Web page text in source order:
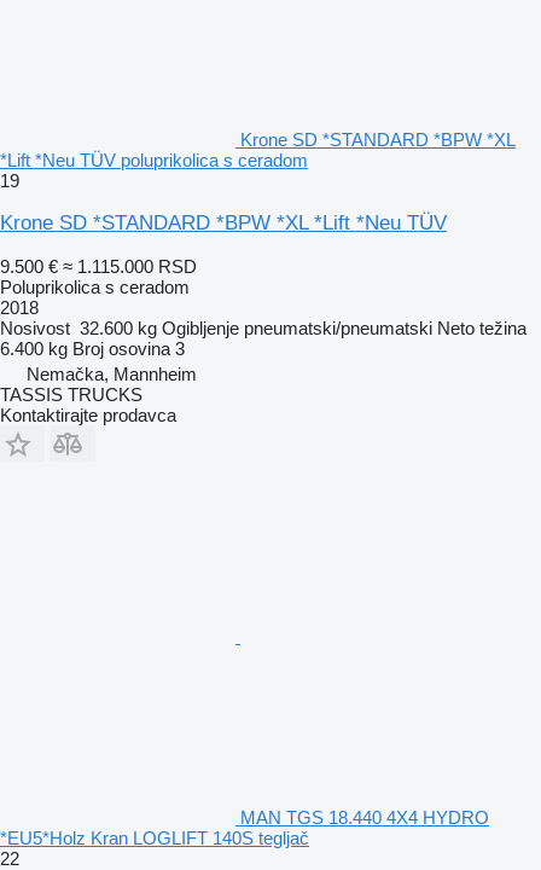
Krone SD *STANDARD *BPW *XL
*Lift *Neu TÜV poluprikolica s ceradom
19
Krone SD *STANDARD *BPW *XL *Lift *Neu TÜV
9.500 € ≈ 1.115.000 RSD
Poluprikolica s ceradom
2018
Nosivost 32.600 kg Ogibljenje pneumatski/pneumatski Neto težina
6.400 kg Broj osovina 3
Nemačka, Mannheim
TASSIS TRUCKS
Kontaktirajte prodavca
MAN TGS 18.440 4X4 HYDRO
*EU5*Holz Kran LOGLIFT 140S tegljač
22